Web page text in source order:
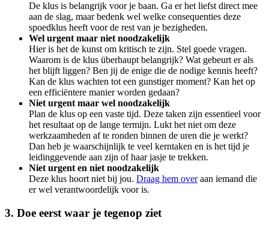
De klus is belangrijk voor je baan. Ga er het liefst direct mee
aan de slag, maar bedenk wel welke consequenties deze
spoedklus heeft voor de rest van je bezigheden.
Wel urgent maar niet noodzakelijk
Hier is het de kunst om kritisch te zijn. Stel goede vragen.
Waarom is de klus überhaupt belangrijk? Wat gebeurt er als
het blijft liggen? Ben jij de enige die de nodige kennis heeft?
Kan de klus wachten tot een gunstiger moment? Kan het op
een efficiëntere manier worden gedaan?
Niet urgent maar wel noodzakelijk
Plan de klus op een vaste tijd. Deze taken zijn essentieel voor
het resultaat op de lange termijn. Lukt het niet om deze
werkzaamheden af te ronden binnen de uren die je werkt?
Dan heb je waarschijnlijk te veel kerntaken en is het tijd je
leidinggevende aan zijn of haar jasje te trekken.
Niet urgent en niet noodzakelijk
Deze klus hoort niet bij jou. Draag hem overaan iemand die
er wel verantwoordelijk voor is.
3. Doe eerst waar je tegenop ziet